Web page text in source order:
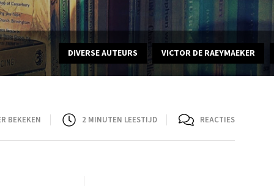
DIVERSE AUTEURS VICTOR DE RAEYMAEKER
BEKEKEN 2 MINUTEN LEESTIJD REACTIES